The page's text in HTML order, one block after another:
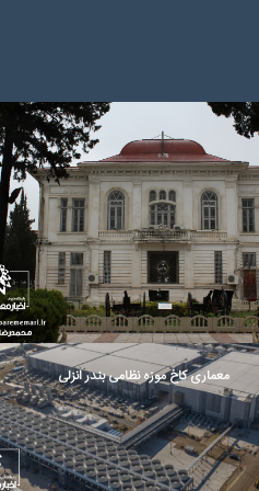
بین المللی صنعت ساختمان تبریز